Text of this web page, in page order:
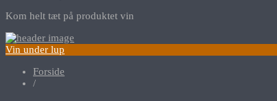
Kom helt tæt på produktet vin
Vin under lup
Forside
/